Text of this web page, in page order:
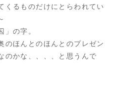
くるものだけにとらわれてい
」の字。
のほんとのほんとのプレゼン
のかな、、、、と思うんで